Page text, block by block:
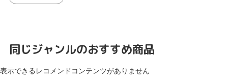
同じジャンルのおすすめ商品
表示できるレコメンドコンテンツがありません